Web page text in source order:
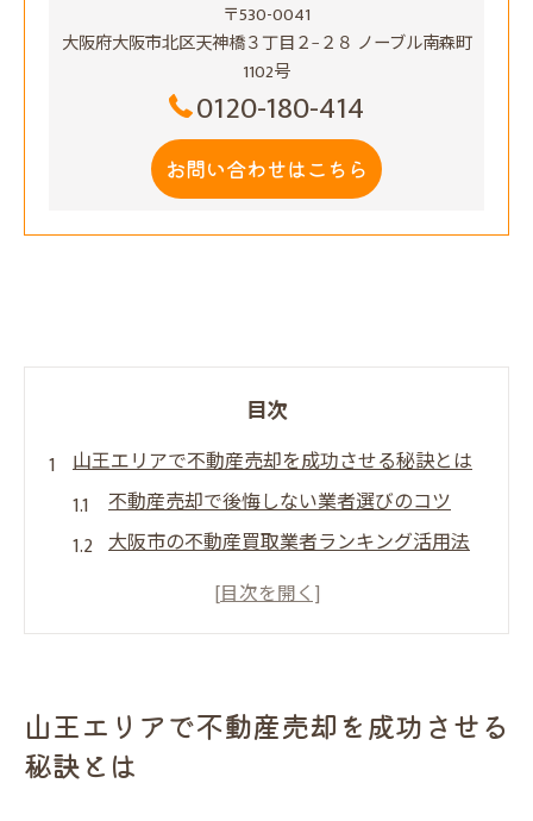
〒530-0041
大阪府大阪市北区天神橋３丁目２−２８ ノーブル南森町
1102号
0120-180-414
お問い合わせはこちら
目次
山王エリアで不動産売却を成功させる秘訣とは
不動産売却で後悔しない業者選びのコツ
大阪市の不動産買取業者ランキング活用法
不動産売却時に山王エリアが注目される理
山王エリアで成功する不動産売却の流れ
高値売却を目指すならだんらん住宅の実力が光
山王エリアで不動産売却を成功させる
秘訣とは